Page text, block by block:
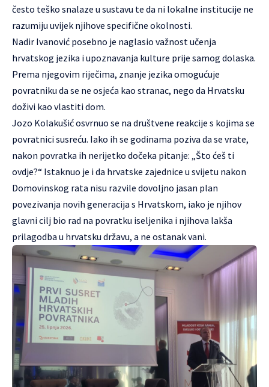
često teško snalaze u sustavu te da ni lokalne institucije ne
razumiju uvijek njihove specifične okolnosti.
Nadir Ivanović posebno je naglasio važnost učenja
hrvatskog jezika i upoznavanja kulture prije samog dolaska.
Prema njegovim riječima, znanje jezika omogućuje
povratniku da se ne osjeća kao stranac, nego da Hrvatsku
doživi kao vlastiti dom.
Jozo Kolakušić osvrnuo se na društvene reakcije s kojima se
povratnici susreću. Iako ih se godinama poziva da se vrate,
nakon povratka ih nerijetko dočeka pitanje: „Što ćeš ti
ovdje?“ Istaknuo je i da hrvatske zajednice u svijetu nakon
Domovinskog rata nisu razvile dovoljno jasan plan
povezivanja novih generacija s Hrvatskom, iako je njihov
glavni cilj bio rad na povratku iseljenika i njihova lakša
prilagodba u hrvatsku državu, a ne ostanak vani.